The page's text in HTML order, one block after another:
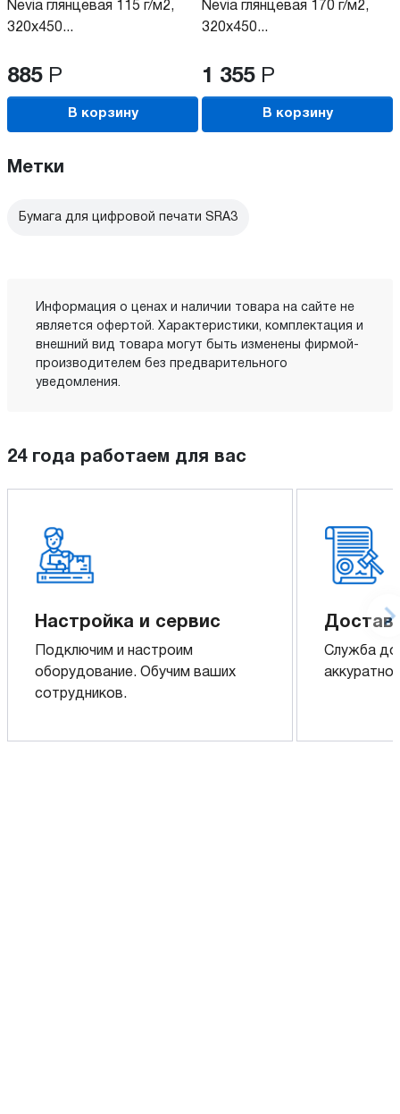
Nevia глянцевая 115 г/м2,
320x450...
885 Р
В корзину
Nevia глянцевая 170 г/м2,
320x450...
1 355 Р
В корзину
Метки
Бумага для цифровой печати SRA3
Информация о ценах и наличии товара на сайте не
является офертой. Характеристики, комплектация и
внешний вид товара могут быть изменены фирмой-
производителем без предварительного
уведомления.
24 года работаем для вас
Настройка и сервис
Подключим и настроим
оборудование. Обучим ваших
сотрудников.
Служба
аккуратно